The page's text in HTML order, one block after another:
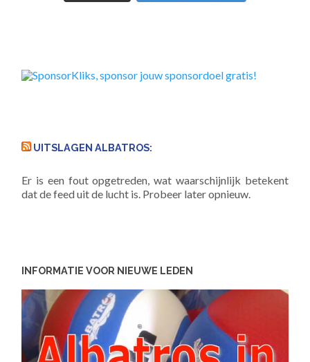
UITSLAGEN ALBATROS:
Er is een fout opgetreden, wat waarschijnlijk betekent
dat de feed uit de lucht is. Probeer later opnieuw.
INFORMATIE VOOR NIEUWE LEDEN